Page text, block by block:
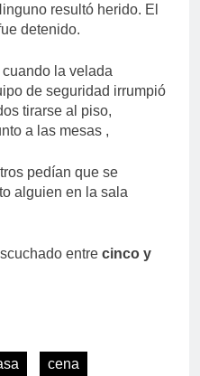
resultó herido. El
detenido.
la velada
de seguridad irrumpió
tirarse al piso,
a las mesas ,
pedían que se
alguien en la sala
entre cinco y
cena